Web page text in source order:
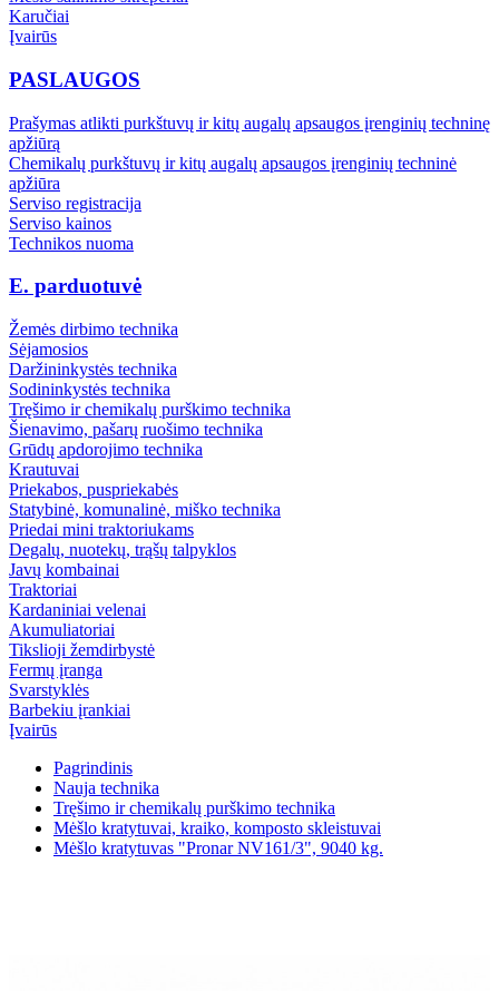
Karučiai
Įvairūs
PASLAUGOS
Prašymas atlikti purkštuvų ir kitų augalų apsaugos įrenginių techninę
apžiūrą
Chemikalų purkštuvų ir kitų augalų apsaugos įrenginių techninė
apžiūra
Serviso registracija
Serviso kainos
Technikos nuoma
E. parduotuvė
Žemės dirbimo technika
Sėjamosios
Daržininkystės technika
Sodininkystės technika
Tręšimo ir chemikalų purškimo technika
Šienavimo, pašarų ruošimo technika
Grūdų apdorojimo technika
Krautuvai
Priekabos, puspriekabės
Statybinė, komunalinė, miško technika
Priedai mini traktoriukams
Degalų, nuotekų, trąšų talpyklos
Javų kombainai
Traktoriai
Kardaniniai velenai
Akumuliatoriai
Tikslioji žemdirbystė
Fermų įranga
Svarstyklės
Barbekiu įrankiai
Įvairūs
Pagrindinis
Nauja technika
Tręšimo ir chemikalų purškimo technika
Mėšlo kratytuvai, kraiko, komposto skleistuvai
Mėšlo kratytuvas "Pronar NV161/3", 9040 kg.